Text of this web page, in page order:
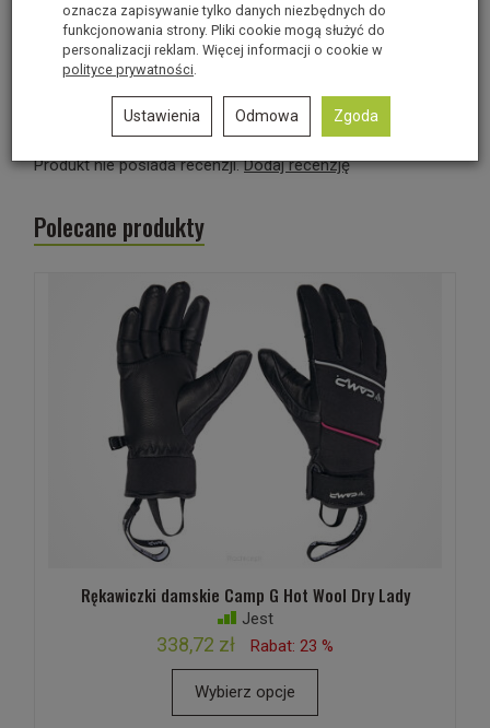
Informacje o producencie
Produkt nie posiada recenzji.Dodaj recenzję
Polecane produkty
Rękawiczki damskie Camp G Hot Wool Dry Lady
Jest
338,72 zł Rabat: 23 %
Wybierz opcje
oznacza zapisywanie tylko danych niezbędnych do
funkcjonowania strony. Pliki cookie mogą służyć do
personalizacji reklam. Więcej informacji o cookie w
polityce prywatności
Ustawienia Odmowa Zgoda